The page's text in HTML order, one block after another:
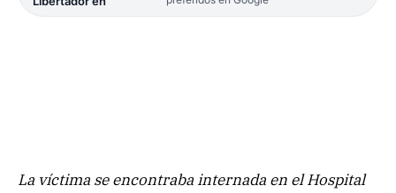
La víctima se encontraba internada en el Hospital